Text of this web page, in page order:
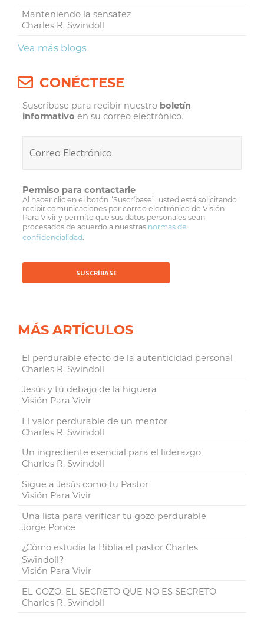
Manteniendo la sensatez
Charles R. Swindoll
Vea más blogs
CONÉCTESE
Suscríbase para recibir nuestro boletín
informativo en su correo electrónico.
Permiso para contactarle
Al hacer clic en el botón “Suscríbase”, usted está solicitando
recibir comunicaciones por correo electrónico de Visión
Para Vivir y permite que sus datos personales sean
procesados de acuerdo a nuestras normas de
confidencialidad.
MÁS ARTÍCULOS
El perdurable efecto de la autenticidad personal
Charles R. Swindoll
Jesús y tú debajo de la higuera
Visión Para Vivir
El valor perdurable de un mentor
Charles R. Swindoll
Un ingrediente esencial para el liderazgo
Charles R. Swindoll
Sigue a Jesús como tu Pastor
Visión Para Vivir
Una lista para verificar tu gozo perdurable
Jorge Ponce
¿Cómo estudia la Biblia el pastor Charles
Swindoll?
Visión Para Vivir
EL GOZO: EL SECRETO QUE NO ES SECRETO
Charles R. Swindoll